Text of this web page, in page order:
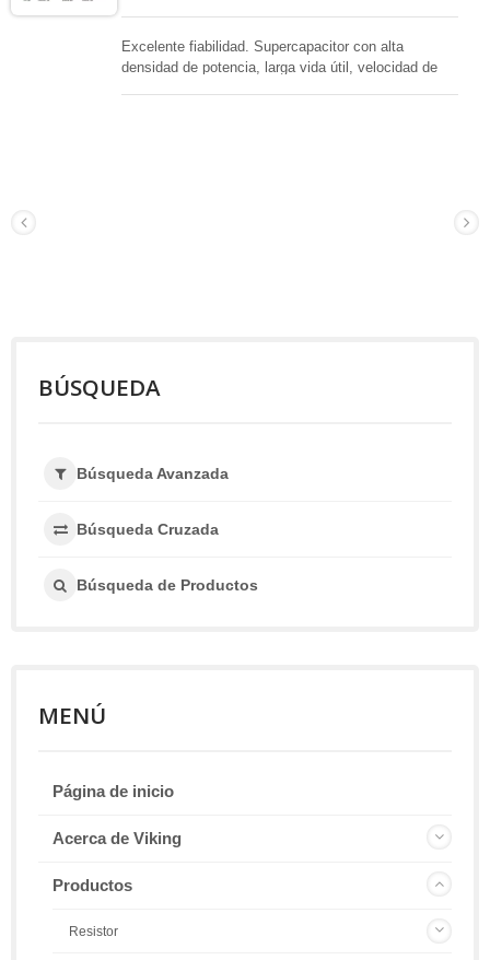
Excelente fiabilidad. Supercapacitor con alta
densidad de potencia, larga vida útil, velocidad de
BÚSQUEDA
Búsqueda Avanzada
Búsqueda Cruzada
Búsqueda de Productos
MENÚ
Página de inicio
Acerca de Viking
Productos
Resistor